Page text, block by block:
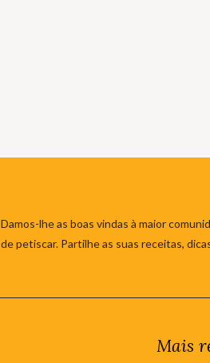
Damos-lhe as boas vindas à maior
de petiscar. Partilhe as suas receitas,
Mais